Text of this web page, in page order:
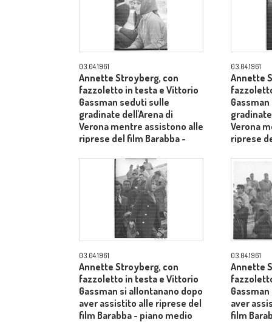
03.04.1961
Annette Stroyberg, con
fazzoletto in testa e Vittorio
Gassman seduti sulle
gradinate dell'Arena di
Verona mentre assistono alle
riprese del film Barabba -
03.04.1961
Annette
Verona
riprese
03.04.1961
Annette Stroyberg, con
fazzoletto in testa e Vittorio
Gassman si allontanano dopo
aver assistito alle riprese del
film Barabba - piano medio
03.04.1961
Annette
aver
film